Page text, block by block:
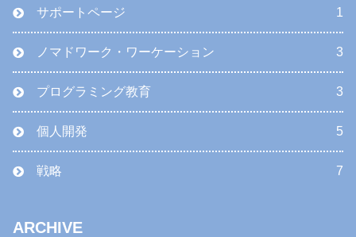
サポートページ 1
ノマドワーク・ワーケーション 3
プログラミング教育 3
個人開発 5
戦略 7
ARCHIVE